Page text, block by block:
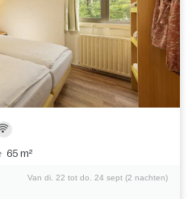
65 m²
Van di. 22 tot do. 24 sept (2 nachten)